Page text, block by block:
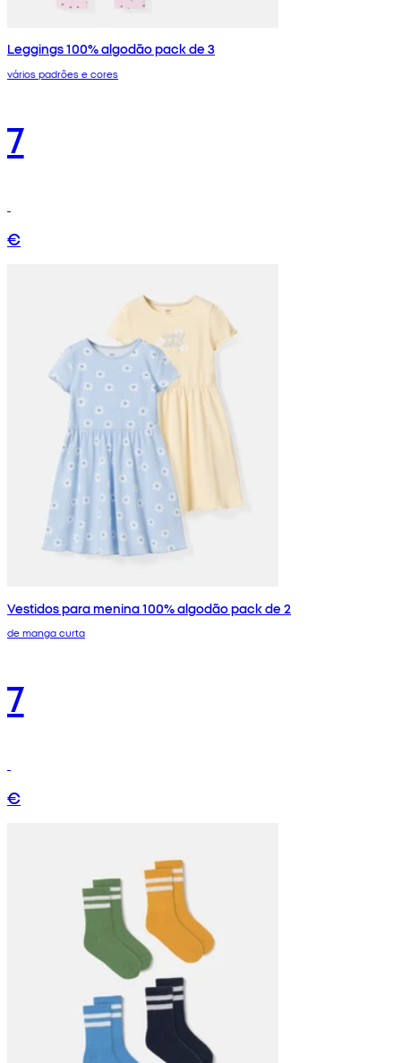
Leggings 100% algodão pack de 3
vários padrões e cores
7
€
Vestidos para menina 100% algodão pack de 2
de manga curta
7
€